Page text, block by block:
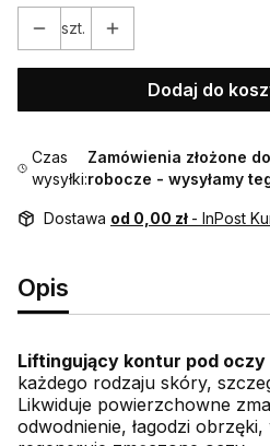
szt.
Dodaj do
Czas
wysyłki:
Zamówienia złożone
robocze - wysyłamy
Dostawa od 0,00 zł - InPost
Opis
Liftingujący kontur pod oczy
każdego rodzaju skóry,
Likwiduje powierzchowne
odwodnienie, łagodzi